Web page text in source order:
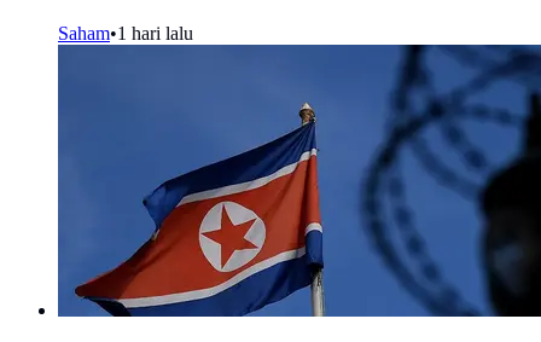
Saham•1 hari lalu